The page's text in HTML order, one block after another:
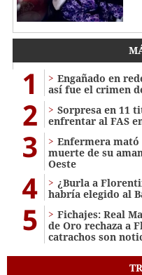
1
Engañado en
así fue el crimen
2
Sorpresa en 11
enfrentar al FAS
3
Enfermera mató
muerte de su
Oeste
4
¿Burla a
habría elegido al
5
Fichajes: Real
de Oro rechaza a
catrachos son